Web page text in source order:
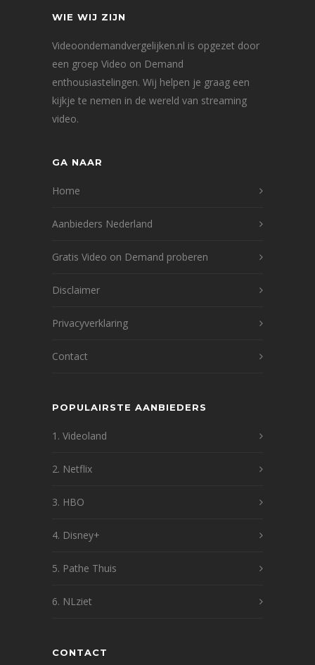
WIE WIJ ZIJN
Videoondemandvergelijken.nl is opgezet door
een groep Video on Demand
enthousiastelingen. Wij helpen je graag een
kijkje te nemen in de wereld van streaming
video.
GA NAAR
Home
Aanbieders Nederland
Gratis Video on Demand proberen
Disclaimer
Privacyverklaring
Contact
POPULAIRSTE AANBIEDERS
1. Videoland
2. Netflix
3. HBO
4. Disney+
5. Pathe Thuis
6. NLziet
CONTACT